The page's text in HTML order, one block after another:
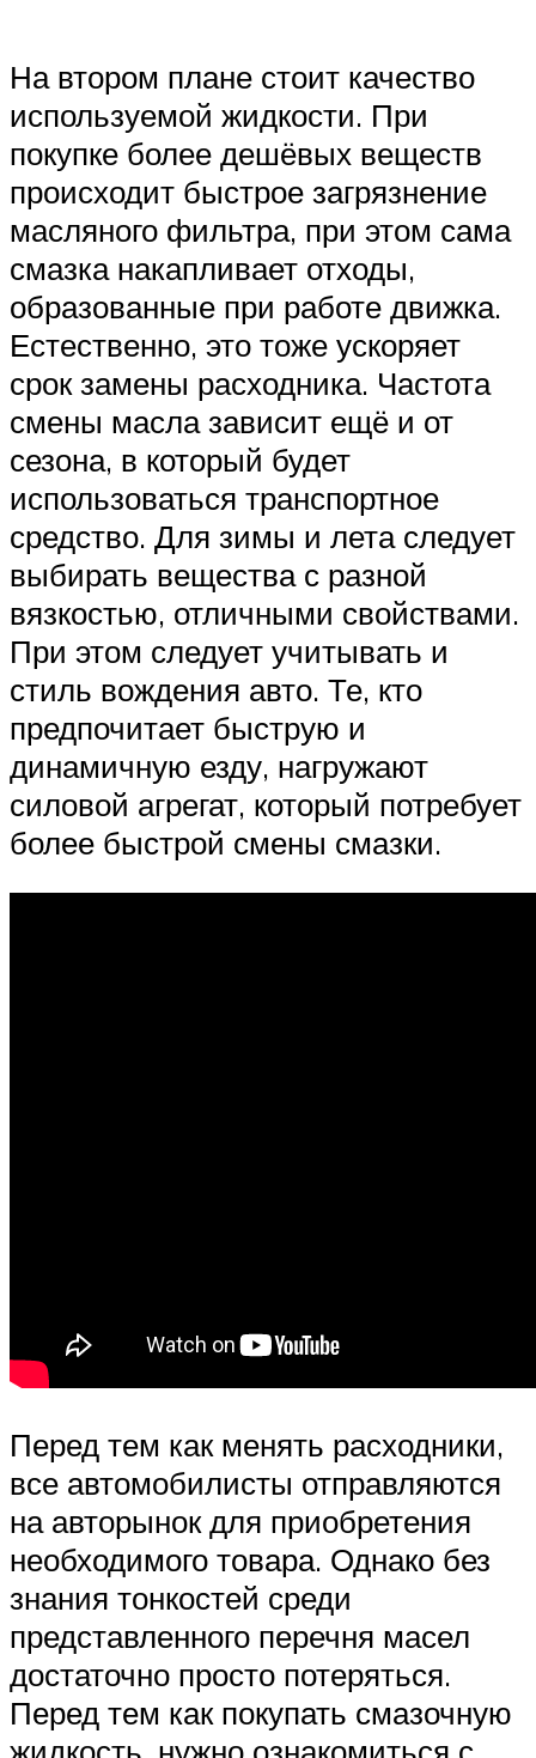
На втором плане стоит качество
используемой жидкости. При
покупке более дешёвых веществ
происходит быстрое загрязнение
масляного фильтра, при этом сама
смазка накапливает отходы,
образованные при работе движка.
Естественно, это тоже ускоряет
срок замены расходника. Частота
смены масла зависит ещё и от
сезона, в который будет
использоваться транспортное
средство. Для зимы и лета следует
выбирать вещества с разной
вязкостью, отличными свойствами.
При этом следует учитывать и
стиль вождения авто. Те, кто
предпочитает быструю и
динамичную езду, нагружают
силовой агрегат, который потребует
более быстрой смены смазки.
Перед тем как менять расходники,
все автомобилисты отправляются
на авторынок для приобретения
необходимого товара. Однако без
знания тонкостей среди
представленного перечня масел
достаточно просто потеряться.
Перед тем как покупать смазочную